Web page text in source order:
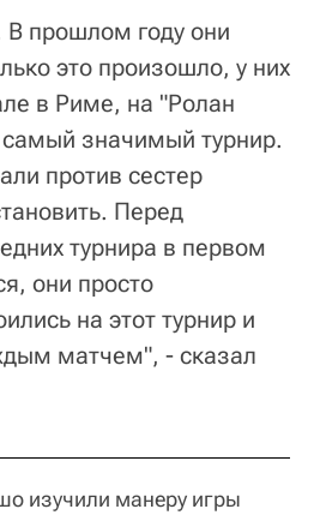
В прошлом году они
это произошло, у них
в Риме, на "Ролан
значимый турнир.
против сестер
Перед
турнира в первом
они просто
на этот турнир и
матчем", - сказал
изучили манеру игры